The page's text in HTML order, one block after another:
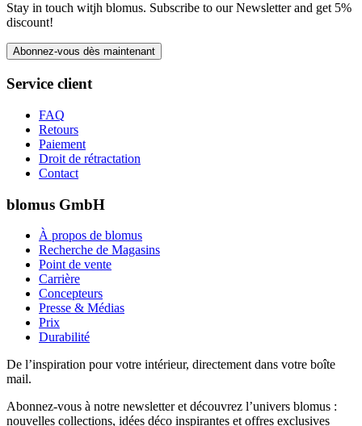
Stay in touch witjh blomus. Subscribe to our Newsletter and get 5%
discount!
Abonnez-vous dès maintenant
Service client
FAQ
Retours
Paiement
Droit de rétractation
Contact
blomus GmbH
À propos de blomus
Recherche de Magasins
Point de vente
Carrière
Concepteurs
Presse & Médias
Prix
Durabilité
De l’inspiration pour votre intérieur, directement dans votre boîte
mail.
Abonnez-vous à notre newsletter et découvrez l’univers blomus :
nouvelles collections, idées déco inspirantes et offres exclusives